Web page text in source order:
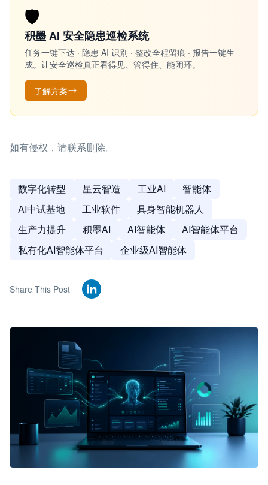
🛡️
积墨 AI 安全隐患巡检系统
任务一键下达 · 隐患 AI 识别 · 整改全程留痕 · 报告一键生
成。让安全巡检真正看得见、管得住、能闭环。
了解方案
如有侵权，请联系删除。
数字化转型 星云智造 工业AI
智能体
AI中试基地
工业软件
具身智能机器人
生产力提升
积墨AI AI智能体
AI智能体平台
私有化AI智能体平台
企业级AI智能体
Share This Post